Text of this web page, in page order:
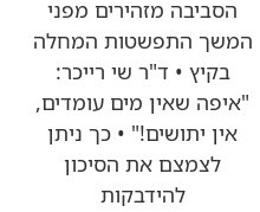
הסביבה מזהירים מפני
המשך התפשטות המחלה
בקיץ • ד"ר שי רייכר:
"איפה שאין מים עומדים,
אין יתושים!" • כך ניתן
לצמצם את הסיכון
להידבקות